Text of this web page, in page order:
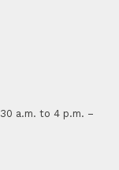
a.m. to 4 p.m. –